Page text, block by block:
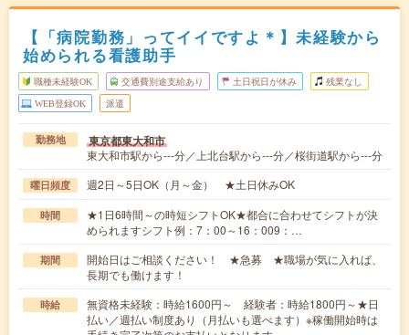
【「病院勤務」ってイイですよ＊】未経験から
始められる看護助手
職種未経験OK 交通費別途支給あり 土日祝日が休み 残業なし
WEB登録OK 派遣
勤務地 東京都東大和市
東大和市駅から---分／上北台駅から---分／桜街道駅から---分
曜日頻度 週2日～5日OK（月～金） ★土日休みOK
時間
★1日6時間～の時短シフトOK★都合に合わせてシフトが決
められますシフト例：7：00～16：009：…
期間
開始日はご相談ください！ ★急募 ★職場が気に入れば、
長期でも働けます！
時給
無資格未経験：時給1600円～ 経験者：時給1800円～★日
払い／週払い制度あり（月払いも選べます）※稼働開始時は